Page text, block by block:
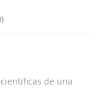
de una